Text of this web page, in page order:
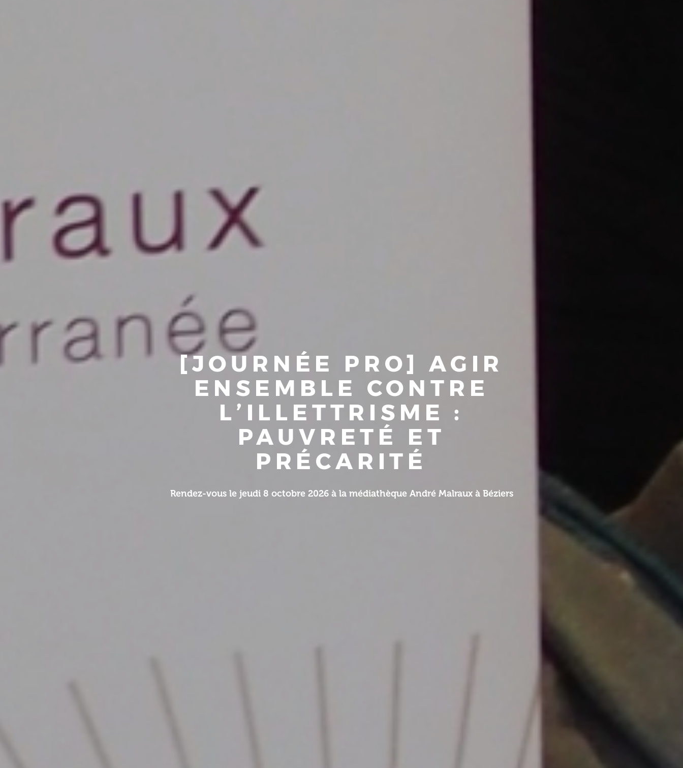
[JOURNÉE PRO] AGIR
ENSEMBLE CONTRE
L’ILLETTRISME :
PAUVRETÉ ET
PRÉCARITÉ
Rendez-vous le jeudi 8 octobre 2026 à la médiathèque André Malraux à Béziers